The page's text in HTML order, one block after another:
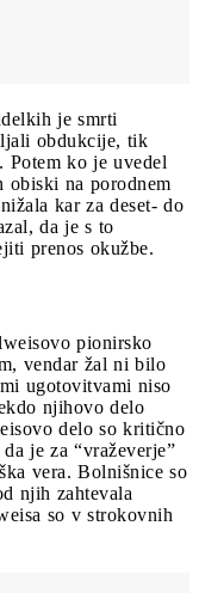
je smrti
obdukcije, tik
Potem ko je uvedel
obiski na porodnem
kar za deset- do
da je s to
prenos okužbe.
pionirsko
vendar žal ni bilo
ugotovitvami niso
njihovo delo
delo so kritično
je za “vraževerje”
vera. Bolnišnice so
njih zahtevala
so v strokovnih